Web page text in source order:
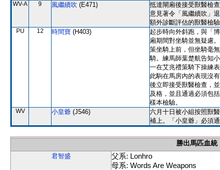
WV-A 9 風繼續吹 (E471)
抵達閘廂後接受獸醫檢
意見著令「風繼續吹」
額外診斷評估的獸醫檢
PU 12 時間寶 (H403)
起步時向外斜跑，與「
廂期間對坐騎並無疑慮
策坐騎上前，但坐騎毫
騎。練馬師葉楚航告知
一在艾兆禮策騎下操練
此駒在馬房內的表現沒
後立即接受獸醫檢查，
及格，並且通過必須包
樣本檢驗。
WV 小皇爺 (J546)
六月十日被小組按照獸
補上。「小皇爺」必須
勝出馬匹血統
君智盛
父系: Lonhro
母系: Words Are Weapons